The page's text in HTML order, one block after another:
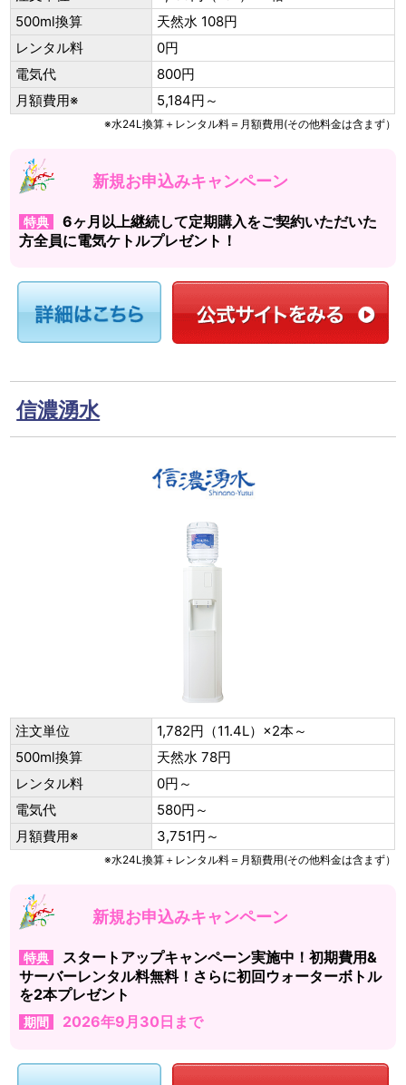
500ml換算
天然水 108円
レンタル料
0円
電気代
800円
月額費用※
5,184円～
※水24L換算＋レンタル料＝月額費用(その他料金は含まず）
新規お申込みキャンペーン
特典
6ヶ月以上継続して定期購入をご契約いただいた
方全員に電気ケトルプレゼント！
信濃湧水
注文単位
1,782円（11.4L）×2本～
500ml換算
天然水 78円
レンタル料
0円～
電気代
580円～
月額費用※
3,751円～
※水24L換算＋レンタル料＝月額費用(その他料金は含まず）
新規お申込みキャンペーン
特典
スタートアップキャンペーン実施中！初期費用&
サーバーレンタル料無料！さらに初回ウォーターボトル
を2本プレゼント
期間 2026年9月30日まで